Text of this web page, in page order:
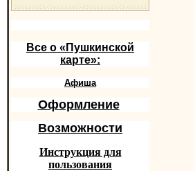
Все о «Пушкинской
карте»:
Афиша
Оформление
Возможности
Инструкция для
пользования